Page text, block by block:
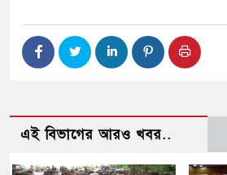
এই বিভাগের আরও খবর..